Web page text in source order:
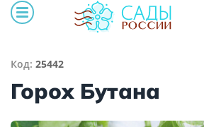
Код: 25442
Горох Бутана